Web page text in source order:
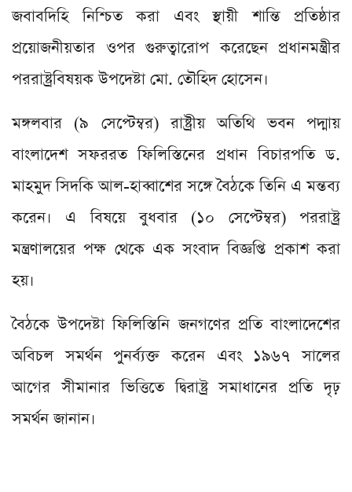
জবাবদিহি নিশ্চিত করা এবং স্থায়ী শান্তি প্রতিষ্ঠার
প্রয়োজনীয়তার ওপর গুরুত্বারোপ করেছেন প্রধানমন্ত্রীর
পররাষ্ট্রবিষয়ক উপদেষ্টা মো. তৌহিদ হোসেন।
মঙ্গলবার (৯ সেপ্টেম্বর) রাষ্ট্রীয় অতিথি ভবন পদ্মায়
বাংলাদেশ সফররত ফিলিস্তিনের প্রধান বিচারপতি ড.
মাহমুদ সিদকি আল-হাব্বাশের সঙ্গে বৈঠকে তিনি এ মন্তব্য
করেন। এ বিষয়ে বুধবার (১০ সেপ্টেম্বর) পররাষ্ট্র
মন্ত্রণালয়ের পক্ষ থেকে এক সংবাদ বিজ্ঞপ্তি প্রকাশ করা
হয়।
বৈঠকে উপদেষ্টা ফিলিস্তিনি জনগণের প্রতি বাংলাদেশের
অবিচল সমর্থন পুনর্ব্যক্ত করেন এবং ১৯৬৭ সালের
আগের সীমানার ভিত্তিতে দ্বিরাষ্ট্র সমাধানের প্রতি দৃঢ়
সমর্থন জানান।